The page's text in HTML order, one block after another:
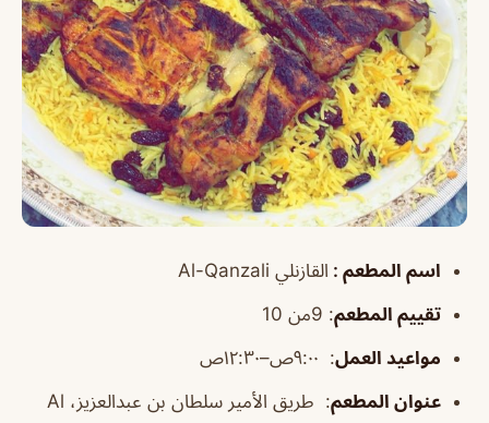
اسم المطعم : القازنلي Al-Qanzali
تقييم المطعم:
مواعيد العمل:
عنوان المطعم:
طريق الأمير سلطان بن عبدالعزيز، Al